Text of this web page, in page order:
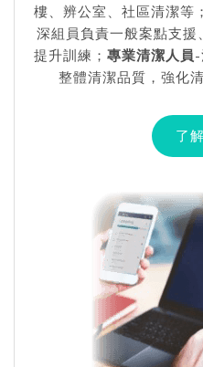
樓、辨公室、社區清潔等；
深組員負責一般案點支
提升訓練； 專業清潔人員
整體清潔品質，強化
了